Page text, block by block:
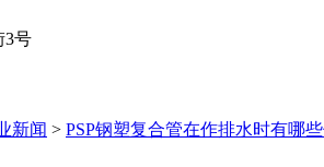
3号
新闻 > PSP钢塑复合管在作排水时有哪